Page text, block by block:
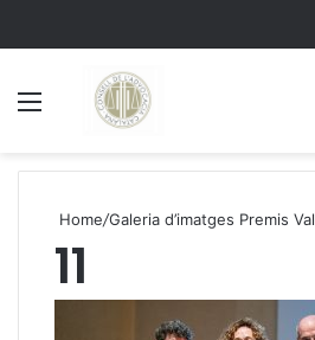
Home/Galeria d’imatges Premis
11